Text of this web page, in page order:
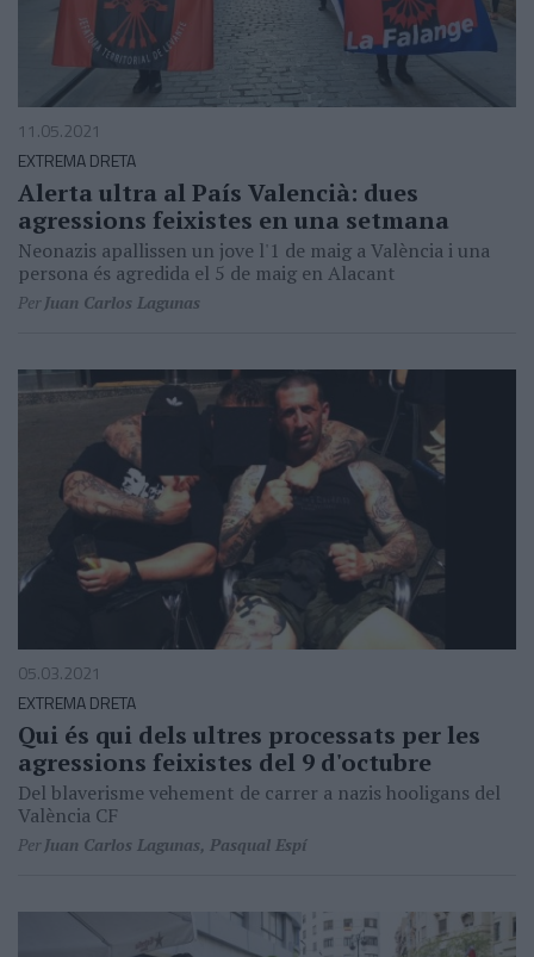
11.05.2021
EXTREMA DRETA
Alerta ultra al País Valencià: dues
agressions feixistes en una setmana
Neonazis apallissen un jove l'1 de maig a València i una
persona és agredida el 5 de maig en Alacant
PerJuan Carlos Lagunas
05.03.2021
EXTREMA DRETA
Qui és qui dels ultres processats per les
agressions feixistes del 9 d'octubre
Del blaverisme vehement de carrer a nazis hooligans del
València CF
PerJuan Carlos Lagunas, Pasqual Espí